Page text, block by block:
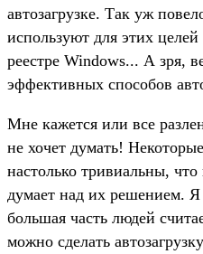
автозагрузке. Так уж
используют для этих
реестре Windows... А зря,
эффективных способов
Мне кажется или все
не хочет думать!
настолько тривиальны,
думает над их решением. Я
большая часть людей
можно сделать